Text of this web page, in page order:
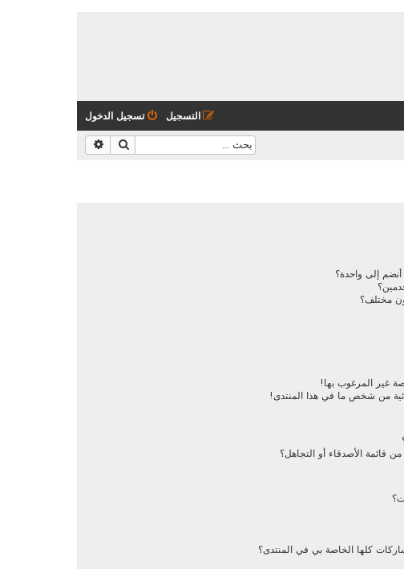
تسجيل الدخول التسجيل
بحث
إلى واحدة؟
مختلف؟
غير المرغوب بها!
من شخص ما في هذا المنتدى!
قائمة الأصدقاء أو التجاهل؟
كلها الخاصة بي في المنتدى؟